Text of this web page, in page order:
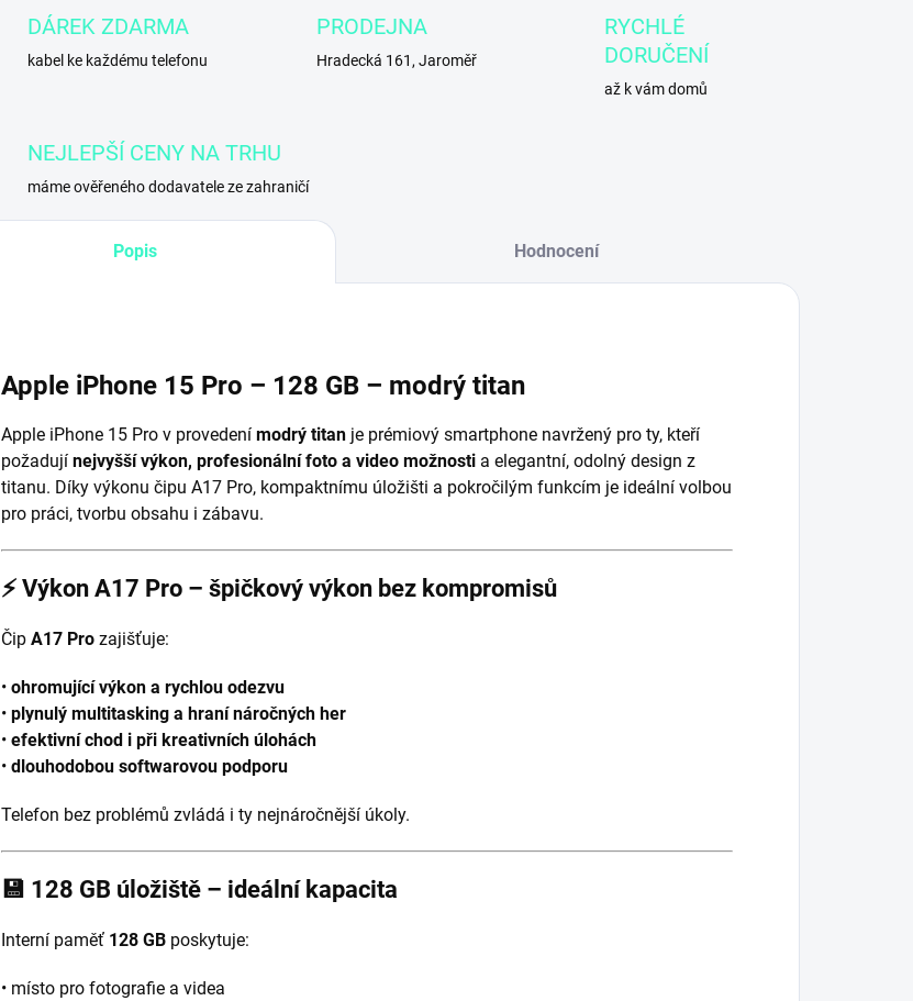
DÁREK ZDARMA
kabel ke každému telefonu
PRODEJNA
Hradecká 161, Jaroměř
RYCHLÉ
DORUČENÍ
až k vám domů
NEJLEPŠÍ CENY NA TRHU
máme ověřeného dodavatele ze zahraničí
Popis Hodnocení
Apple iPhone 15 Pro – 128 GB – modrý titan
Apple iPhone 15 Pro v provedení modrý titan je prémiový smartphone navržený pro ty, kteří
požadují nejvyšší výkon, profesionální foto a video možnosti a elegantní, odolný design z
titanu. Díky výkonu čipu A17 Pro, kompaktnímu úložišti a pokročilým funkcím je ideální volbou
pro práci, tvorbu obsahu i zábavu.
⚡ Výkon A17 Pro – špičkový výkon bez kompromisů
Čip A17 Pro zajišťuje:
• ohromující výkon a rychlou odezvu
• plynulý multitasking a hraní náročných her
• efektivní chod i při kreativních úlohách
• dlouhodobou softwarovou podporu
Telefon bez problémů zvládá i ty nejnáročnější úkoly.
💾 128 GB úložiště – ideální kapacita
Interní paměť 128 GB poskytuje:
• místo pro fotografie a videa